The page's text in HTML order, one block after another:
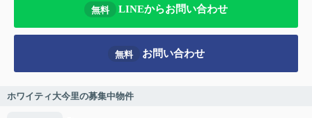
無料 LINEからお問い合わせ
無料 お問い合わせ
ホワイティ大今里の募集中物件